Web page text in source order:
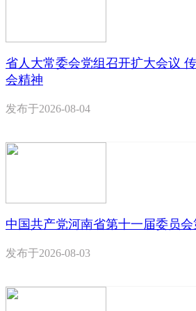
省人大常委会党组召开扩大会议
会精神
发布于2026-08-04
中国共产党河南省第十一届委员
发布于2026-08-03